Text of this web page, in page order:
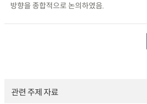
방향을 종합적으로 논의하였음.
관련 주제 자료